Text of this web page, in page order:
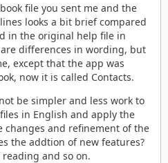
file you sent me and the
looks a bit brief compared
in the original help file in
differences in wording, but
except that the app was
now it is called Contacts.
be simpler and less work to
in English and apply the
changes and refinement of the
the addtion of new features?
and so on.